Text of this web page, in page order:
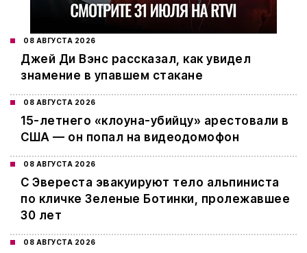
08 АВГУСТА 2026
Джей Ди Вэнс рассказал, как увидел
знамение в упавшем стакане
08 АВГУСТА 2026
15-летнего «клоуна-убийцу» арестовали в
США — он попал на видеодомофон
08 АВГУСТА 2026
С Эвереста эвакуируют тело альпиниста
по кличке Зеленые Ботинки, пролежавшее
30 лет
08 АВГУСТА 2026